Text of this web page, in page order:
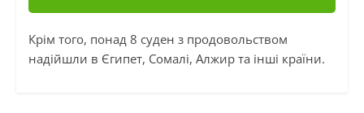
Крім того, понад 8 суден з продовольством
надійшли в Єгипет, Сомалі, Алжир та інші країни.